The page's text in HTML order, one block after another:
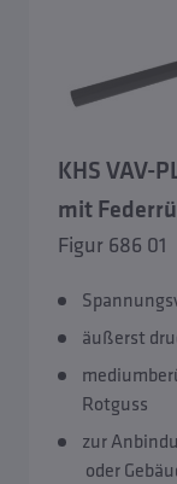
KHS VAV-
mit
Figur 686 01
äußerst
Rotguss
zur
oder